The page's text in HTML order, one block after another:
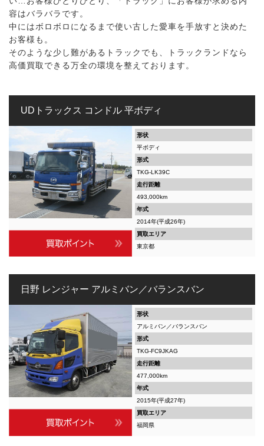
容はバラバラです。
中にはボロボロになるまで使い古した愛車を手放すと決めた
お客様も。
そのような少し難があるトラックでも、トラックランドなら
高価買取できる万全の環境を整えております。
UDトラックス コンドル 平ボディ
形状
平ボディ
形式
TKG-LK39C
走行距離
493,000km
年式
2014年(平成26年)
買取エリア
東京都
日野 レンジャー アルミバン／バランスバン
形状
アルミバン／バランスバン
形式
TKG-FC9JKAG
走行距離
477,000km
年式
2015年(平成27年)
買取エリア
福岡県